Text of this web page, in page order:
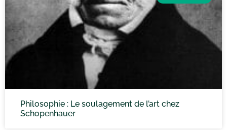
Philosophie : Le soulagement de l’art chez
Schopenhauer